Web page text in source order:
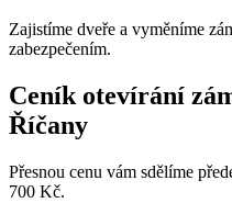
Zajistíme dveře a vyměníme
zabezpečením.
Ceník otevírání
Říčany
Přesnou cenu vám sdělíme
700 Kč.